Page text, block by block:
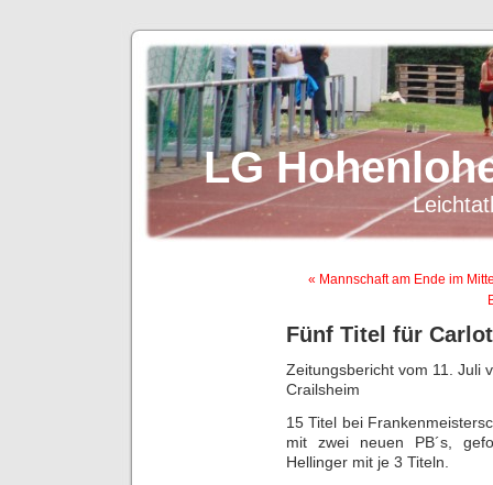
LG
« Mannschaft am Ende im
Fünf Titel für
Zeitungsbericht vom 11. Juli
Crailsheim
15 Titel bei
mit zwei neuen PB´s,
Hellinger mit je 3 Titeln.